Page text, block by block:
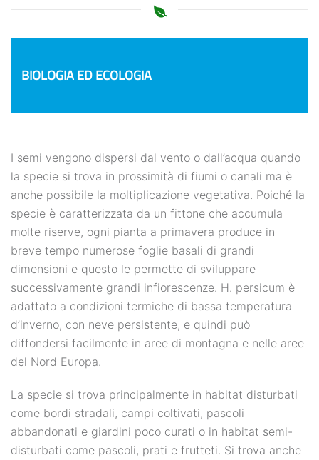
BIOLOGIA ED ECOLOGIA
I semi vengono dispersi dal vento o dall’acqua quando
la specie si trova in prossimità di fiumi o canali ma è
anche possibile la moltiplicazione vegetativa. Poiché la
specie è caratterizzata da un fittone che accumula
molte riserve, ogni pianta a primavera produce in
breve tempo numerose foglie basali di grandi
dimensioni e questo le permette di sviluppare
successivamente grandi infiorescenze. H. persicum è
adattato a condizioni termiche di bassa temperatura
d’inverno, con neve persistente, e quindi può
diffondersi facilmente in aree di montagna e nelle aree
del Nord Europa.
La specie si trova principalmente in habitat disturbati
come bordi stradali, campi coltivati, pascoli
abbandonati e giardini poco curati o in habitat semi-
disturbati come pascoli, prati e frutteti. Si trova anche